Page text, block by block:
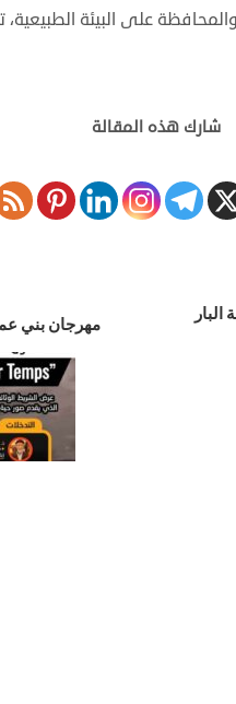
على البيئة
شارك هذه المقالة
مهرجان بني